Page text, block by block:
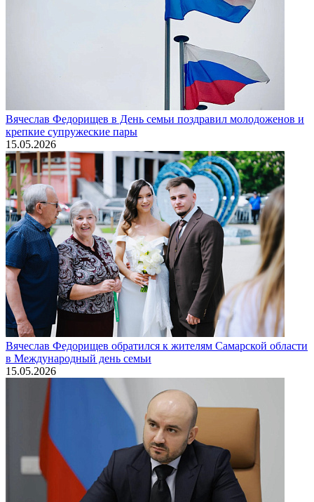
Вячеслав Федорищев в День семьи поздравил молодоженов и
крепкие супружеские пары
15.05.2026
Вячеслав Федорищев обратился к жителям Самарской области
в Международный день семьи
15.05.2026